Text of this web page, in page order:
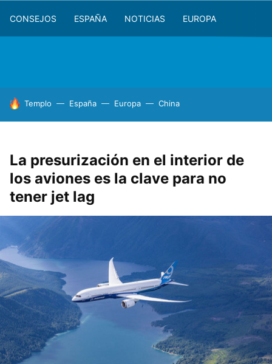
CONSEJOS ESPAÑA NOTICIAS EUROPA
HOY SE HABLA DE
Templo España Europa China
La presurización en el interior de
los aviones es la clave para no
tener jet lag